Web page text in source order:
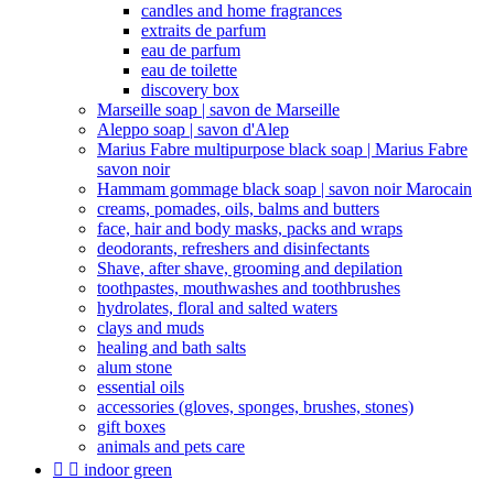
candles and home fragrances
extraits de parfum
eau de parfum
eau de toilette
discovery box
Marseille soap | savon de Marseille
Aleppo soap | savon d'Alep
Marius Fabre multipurpose black soap | Marius Fabre
savon noir
Hammam gommage black soap | savon noir Marocain
creams, pomades, oils, balms and butters
face, hair and body masks, packs and wraps
deodorants, refreshers and disinfectants
Shave, after shave, grooming and depilation
toothpastes, mouthwashes and toothbrushes
hydrolates, floral and salted waters
clays and muds
healing and bath salts
alum stone
essential oils
accessories (gloves, sponges, brushes, stones)
gift boxes
animals and pets care
  indoor green